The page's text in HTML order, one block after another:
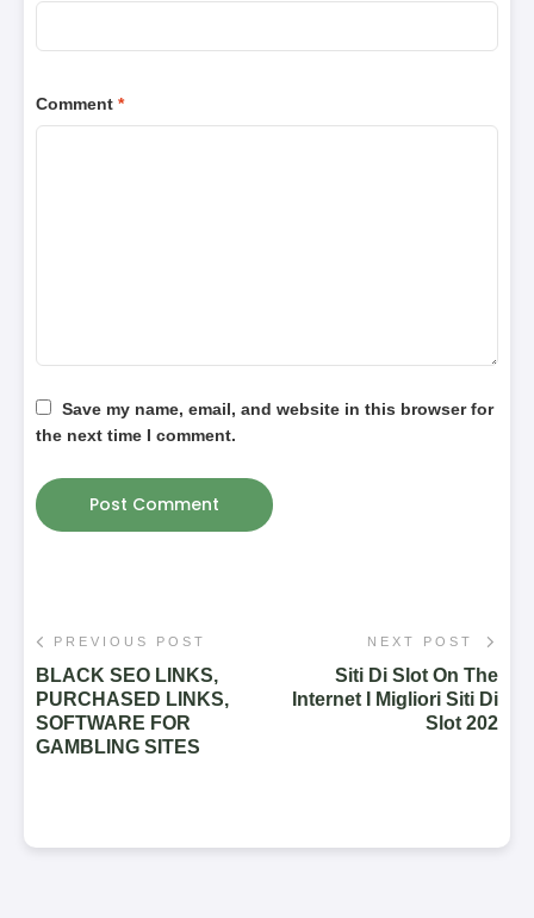
Comment *
Save my name, email, and website in this browser for
the next time I comment.
PREVIOUS POST
BLACK SEO LINKS,
PURCHASED LINKS,
SOFTWARE FOR
GAMBLING SITES
NEXT POST
Siti Di Slot On The
Internet I Migliori Siti Di
Slot 202